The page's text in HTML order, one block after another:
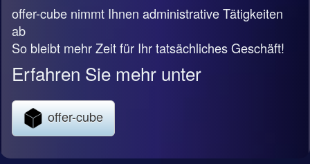
offer-cube nimmt Ihnen administrative Tätigkeiten
ab
So bleibt mehr Zeit für Ihr tatsächliches Geschäft!
Erfahren Sie mehr unter
offer-cube